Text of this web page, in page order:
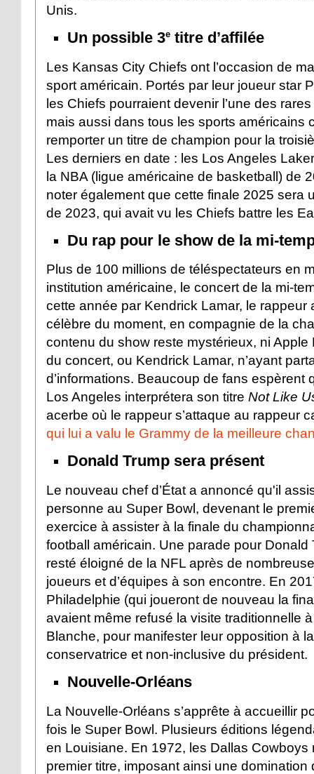
Unis.
Un possible 3e titre d’affilée
Les Kansas City Chiefs ont l’occasion de
sport américain. Portés par leur joueur star
les Chiefs pourraient devenir l’une des
mais aussi dans tous les sports américains
remporter un titre de champion pour la
Les derniers en date : les Los Angeles
la NBA (ligue américaine de basketball) de
noter également que cette finale 2025 sera
de 2023, qui avait vu les Chiefs battre les
Du rap pour le show de la mi-
Plus de 100 millions de téléspectateurs en
institution américaine, le concert de la mi-
cette année par Kendrick Lamar, le rappeur
célèbre du moment, en compagnie de la
contenu du show reste mystérieux, ni Apple
du concert, ou Kendrick Lamar, n’ayant
d’informations. Beaucoup de fans espèrent
Los Angeles interprétera son titre Not Like
acerbe où le rappeur s’attaque au rappeur
qui lui a valu le Grammy de la meilleure
Donald Trump sera présent
Le nouveau chef d’État a annoncé qu'il
personne au Super Bowl, devenant le
exercice à assister à la finale du
football américain. Une parade pour Donald
resté éloigné de la NFL après de
joueurs et d’équipes à son encontre. En
Philadelphie (qui joueront de nouveau la
avaient même refusé la visite traditionnelle
Blanche, pour manifester leur opposition à
conservatrice et non-inclusive du président.
Nouvelle-Orléans
La Nouvelle-Orléans s’apprête à accueillir
fois le Super Bowl. Plusieurs éditions
en Louisiane. En 1972, les Dallas Cowboys
premier titre, imposant ainsi une domination